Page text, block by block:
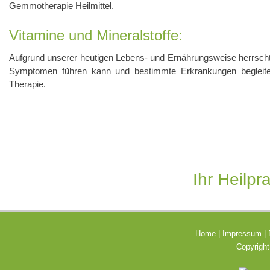
Gemmotherapie Heilmittel.
Vitamine und Mineralstoffe:
Aufgrund unserer heutigen Lebens- und Ernährungsweise
Symptomen führen kann und bestimmte Erkrankungen
Therapie.
Ihr
Home Impressum